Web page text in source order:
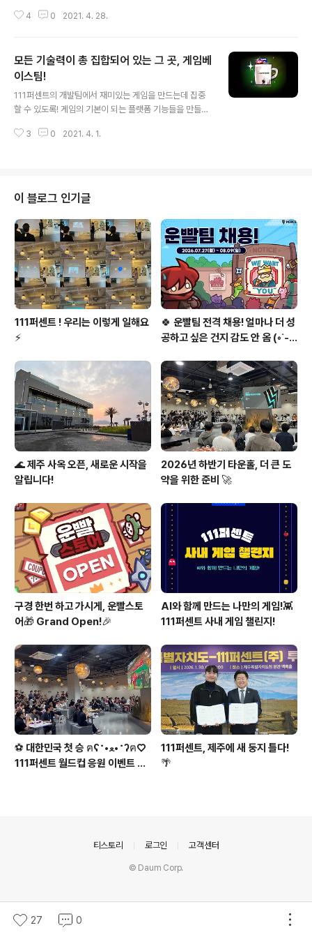
를 만들고 있는지 궁금해요! 콘텐츠 팀의 소개를 부탁드립
관리, 그리고 유튜브 콘텐츠 제작을 담당하고 있습니다. 게
임의 설치와 인앱 상품 구매를 높이기 위해 다양한 업무를
진행하는 만큼 여러 직무의 사람들이 모여서 협업을 진행
하는데요, 현재는 팀에 2D, 3D 그래픽 디자이너, 영상 디
자이너와 플레이어블(Playable) 광고 개발자가 있고, 각
자의 강점을 살려서 업무를 진행하고 있습니다. (2) 콘텐츠
4 0 2021. 4. 28.
모든 기술력이 총 집합되어 있는 그 곳, 게임베
이스팀!
111퍼센트의 개발팀에서 재미있는 게임을 만드는데 집중
할 수 있도록! 게임의 기본이 되는 플랫폼 기능들을 만들고
은 어떤 일을 하는 팀인가요? 간단하게 소개 부탁드립니다!
다양한 개발직군이 모여있습니다. 보통 플랫폼 또는 인프
라 팀이라고 많이들 부르시는데요. 저희는 다른 회사와는
다르게 게임 개발/운영, 기술R&D 영역까지 모든 게임의
기반이 되는 부분을 포함하고 있어 게임 베이스팀이라고
부르고 있습니다. 기본적으로 게임 개발/운영에 필요한 공
통 기능(로그인, 결제, 공지, 분석 ..
3 0 2021. 4. 1.
이 블로그 인기글
111퍼센트 ! 우리는 이렇게 일해요
⚡
🍀 운빨팀 전격 채용! 얼마나 더 성
공하고 싶은 건지 감도 안 옴 (◦︎˙-˙
🌊 제주 사옥 오픈, 새로운 시작을
알립니다!
2026년 하반기 타운홀, 더 큰 도
약을 위한 준비 🚀
구경 한번 하고 가시게, 운빨스토
어🎁 Grand Open!🎉
AI와 함께 만드는 나만의 게임!👾
111퍼센트 사내 게임 챌린지!
⚽ 대한민국 첫 승 ฅʕ˶•ﻌ•˶ʔฅ♡
111퍼센트 월드컵 응원 이벤트 스
111퍼센트, 제주에 새 둥지 틀다!
🌴
27 0
티스토리 로그인 고객센터
© Daum Corp.